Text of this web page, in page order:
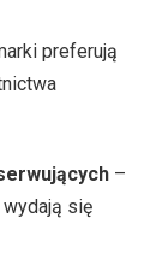
preferują
–
się